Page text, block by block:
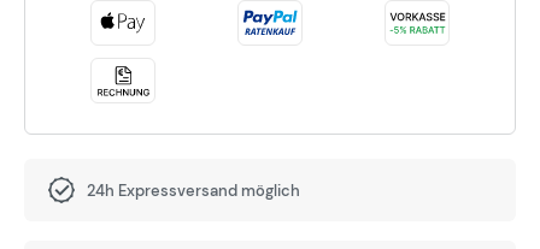
24h Expressversand möglich